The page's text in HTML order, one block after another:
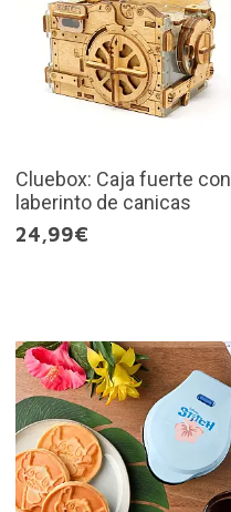
Cluebox: Caja fuerte con
laberinto de canicas
24,99€